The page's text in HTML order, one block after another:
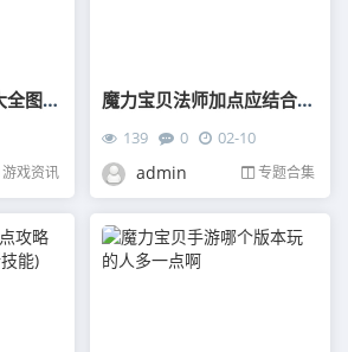
魔力宝贝怀旧攻略大全图文(魔力宝贝怀旧攻略大全图文详解)
游戏资讯
魔力宝贝法师加点应结合自己的实际情况来定
139 0 02-10
admin 专题合集